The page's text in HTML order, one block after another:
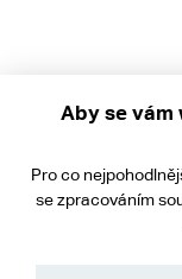
Aby se vám
Pro co
se zpracováním